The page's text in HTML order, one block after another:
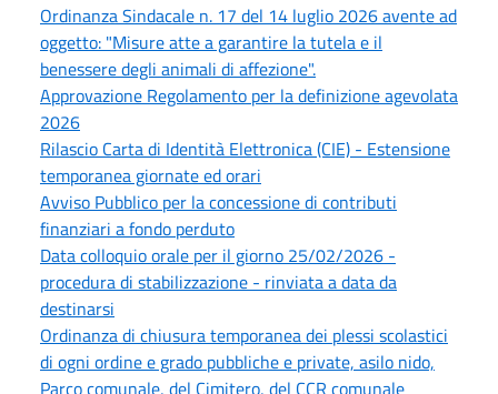
Ordinanza Sindacale n. 17 del 14 luglio 2026 avente ad
oggetto: "Misure atte a garantire la tutela e il
benessere degli animali di affezione".
Approvazione Regolamento per la definizione agevolata
2026
Rilascio Carta di Identità Elettronica (CIE) - Estensione
temporanea giornate ed orari
Avviso Pubblico per la concessione di contributi
finanziari a fondo perduto
Data colloquio orale per il giorno 25/02/2026 -
procedura di stabilizzazione - rinviata a data da
destinarsi
Ordinanza di chiusura temporanea dei plessi scolastici
di ogni ordine e grado pubbliche e private, asilo nido,
Parco comunale, del Cimitero, del CCR comunale